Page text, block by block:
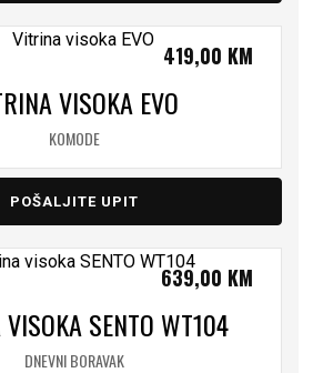
VISOKA EVO
KOMODE
419,00 KM
POŠALJITE UPIT
SENTO WT104
DNEVNI BORAVAK
639,00 KM